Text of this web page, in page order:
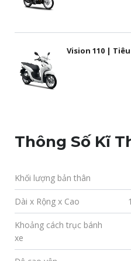
Vision 110 |
Thông Số Kĩ
Khối lượng bản thân
Dài x Rộng x Cao
Khoảng cách trục bánh
xe